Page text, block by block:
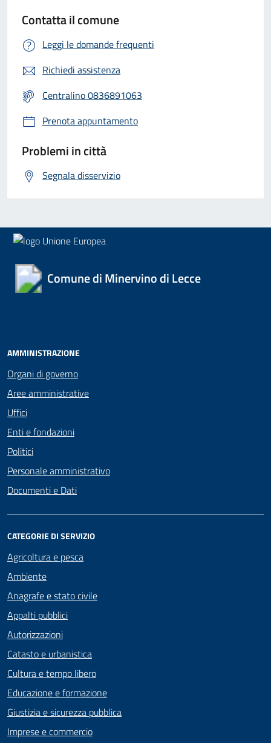
Contatta il comune
Leggi le domande frequenti
Richiedi assistenza
Centralino 0836891063
Prenota appuntamento
Problemi in città
Segnala disservizio
Comune di Minervino di Lecce
AMMINISTRAZIONE
Organi di governo
Aree amministrative
Uffici
Enti e fondazioni
Politici
Personale amministrativo
Documenti e Dati
CATEGORIE DI SERVIZIO
Agricoltura e pesca
Ambiente
Anagrafe e stato civile
Appalti pubblici
Autorizzazioni
Catasto e urbanistica
Cultura e tempo libero
Educazione e formazione
Giustizia e sicurezza pubblica
Imprese e commercio